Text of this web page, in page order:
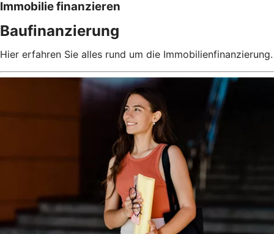
Immobilie finanzieren
Baufinanzierung
Hier erfahren Sie alles rund um die Immobilienfinanzierung.